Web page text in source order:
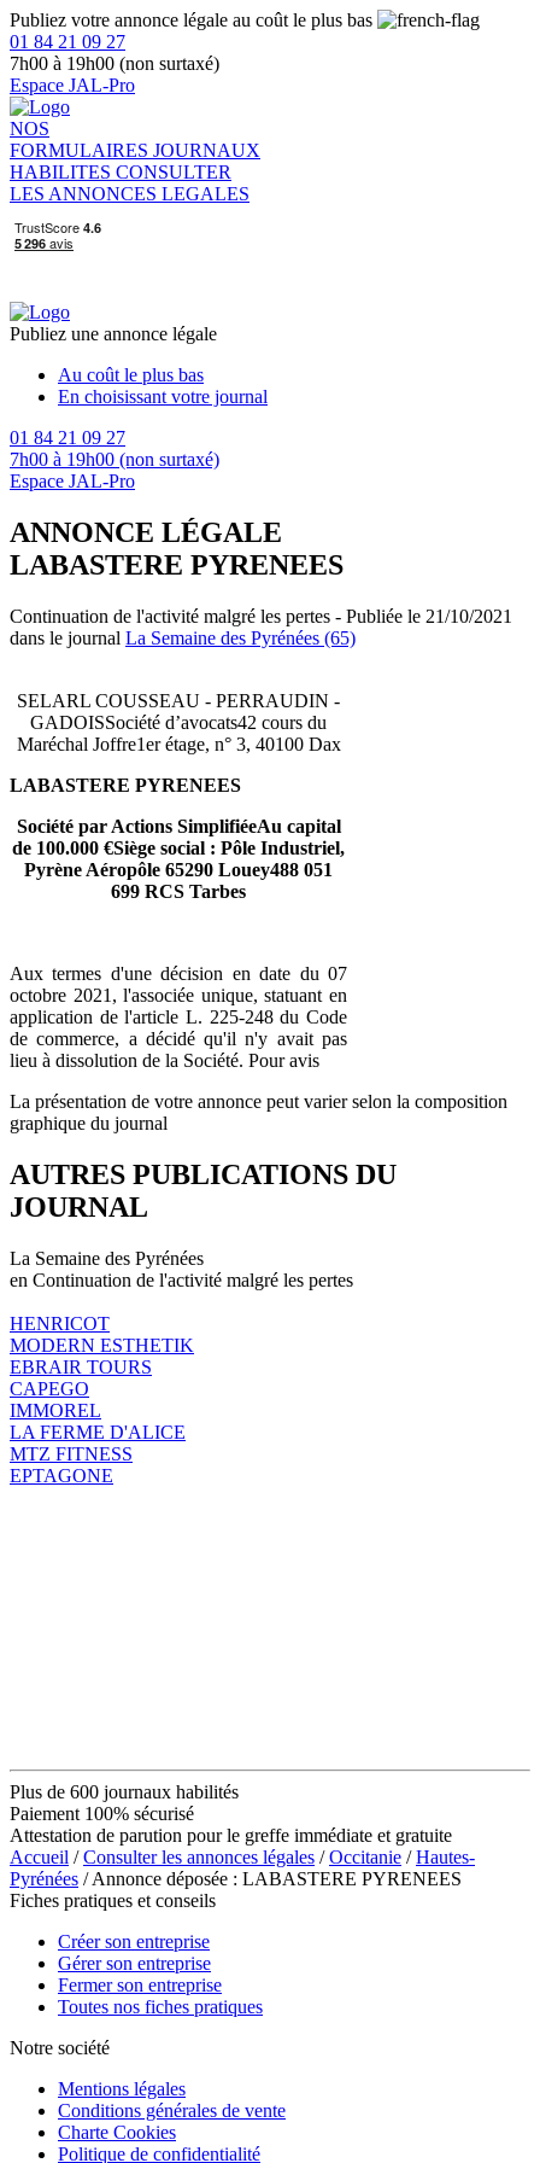
Publiez votre annonce légale au coût le plus bas
01 84 21 09 27
7h00 à 19h00 (non surtaxé)
Espace JAL-Pro
NOS
FORMULAIRES JOURNAUX
HABILITES CONSULTER
LES ANNONCES LEGALES
Publiez une annonce légale
Au coût le plus bas
En choisissant votre journal
01 84 21 09 27
7h00 à 19h00 (non surtaxé)
Espace JAL-Pro
ANNONCE LÉGALE
LABASTERE PYRENEES
Continuation de l'activité malgré les pertes - Publiée le 21/10/2021
dans le journal La Semaine des Pyrénées (65)
SELARL COUSSEAU - PERRAUDIN -
GADOISSociété d’avocats42 cours du
Maréchal Joffre1er étage, n° 3, 40100 Dax
LABASTERE PYRENEES
Société par Actions SimplifiéeAu capital
de 100.000 €Siège social : Pôle Industriel,
Pyrène Aéropôle 65290 Louey488 051
699 RCS Tarbes
Aux termes d'une décision en date du 07
octobre 2021, l'associée unique, statuant en
application de l'article L. 225-248 du Code
de commerce, a décidé qu'il n'y avait pas
lieu à dissolution de la Société. Pour avis
La présentation de votre annonce peut varier selon la composition
graphique du journal
AUTRES PUBLICATIONS DU
JOURNAL
La Semaine des Pyrénées
en Continuation de l'activité malgré les pertes
HENRICOT
MODERN ESTHETIK
EBRAIR TOURS
CAPEGO
IMMOREL
LA FERME D'ALICE
MTZ FITNESS
EPTAGONE
Plus de 600 journaux habilités
Paiement 100% sécurisé
Attestation de parution pour le greffe immédiate et gratuite
Accueil /Consulter les annonces légales /Occitanie /Hautes-
Pyrénées / Annonce déposée : LABASTERE PYRENEES
Fiches pratiques et conseils
Créer son entreprise
Gérer son entreprise
Fermer son entreprise
Toutes nos fiches pratiques
Notre société
Mentions légales
Conditions générales de vente
Charte Cookies
Politique de confidentialité